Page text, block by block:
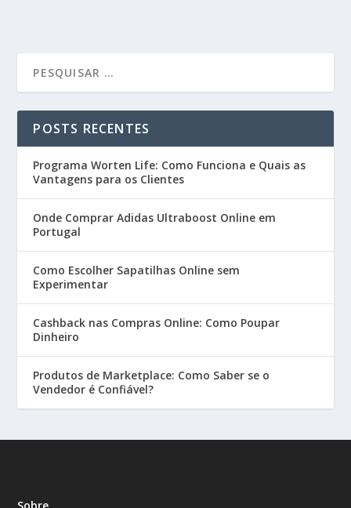
POSTS RECENTES
Programa Worten Life: Como Funciona e Quais as
Vantagens para os Clientes
Onde Comprar Adidas Ultraboost Online em
Portugal
Como Escolher Sapatilhas Online sem
Experimentar
Cashback nas Compras Online: Como Poupar
Dinheiro
Produtos de Marketplace: Como Saber se o
Vendedor é Confiável?